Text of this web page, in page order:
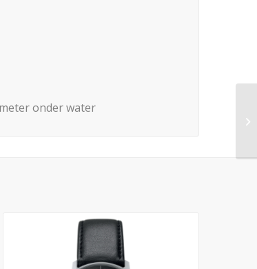
onder water